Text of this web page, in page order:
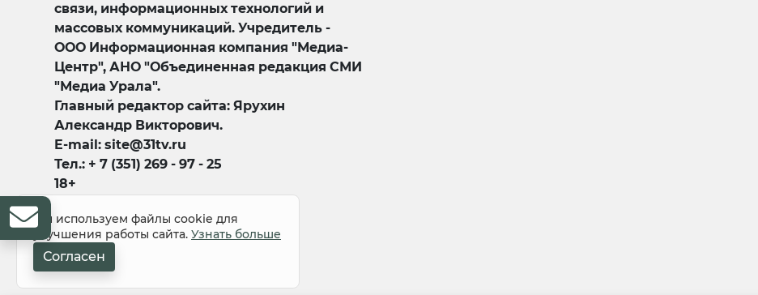
связи, информационных технологий и
массовых коммуникаций. Учредитель -
ООО Информационная компания "Медиа-
Центр", АНО "Объединенная редакция СМИ
"Медиа Урала".
Главный редактор сайта: Ярухин
Александр Викторович.
E-mail: site@31tv.ru
Тел.: + 7 (351) 269 - 97 - 25
18+
© 2008-2026 Все права защищены
Мы используем файлы cookie для
улучшения работы сайта. Узнать больше
Согласен